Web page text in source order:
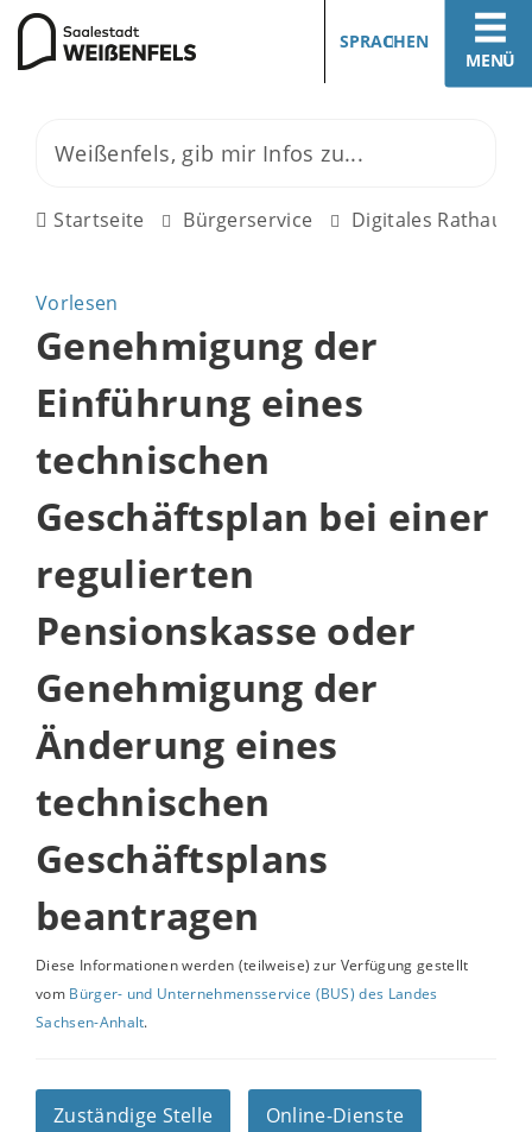
MENÜ
SPRACHEN
Startseite Bürgerservice Digitales Rathaus
Vorlesen
Genehmigung der
Einführung eines
technischen
Geschäftsplan bei einer
regulierten
Pensionskasse oder
Genehmigung der
Änderung eines
technischen
Geschäftsplans
beantragen
Diese Informationen werden (teilweise) zur Verfügung gestellt
vom Bürger- und Unternehmensservice (BUS) des Landes
Sachsen-Anhalt.
Zuständige Stelle
Online-Dienste